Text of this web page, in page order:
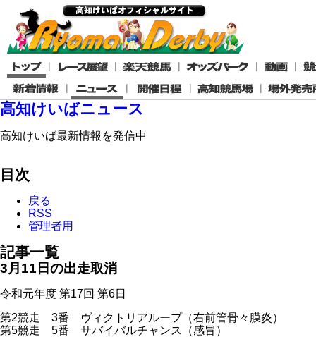
高知けいばニュース
高知けいば最新情報を発信中
目次
戻る
RSS
管理者用
記事一覧
3月11日の出走取消
令和元年度 第17回 第6日
第2競走 3番 ヴィクトリアループ（右前管骨々膜炎）
第5競走 5番 サバイバルチャンス（感冒）